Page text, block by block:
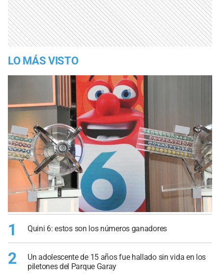
LO MÁS VISTO
1 Quini 6: estos son los números ganadores
2
Un adolescente de 15 años fue hallado sin vida en los
piletones del Parque Garay